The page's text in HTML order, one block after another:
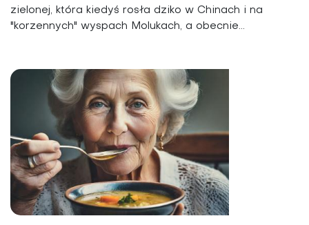
zielonej, która kiedyś rosła dziko w Chinach i na
"korzennych" wyspach Molukach, a obecnie...